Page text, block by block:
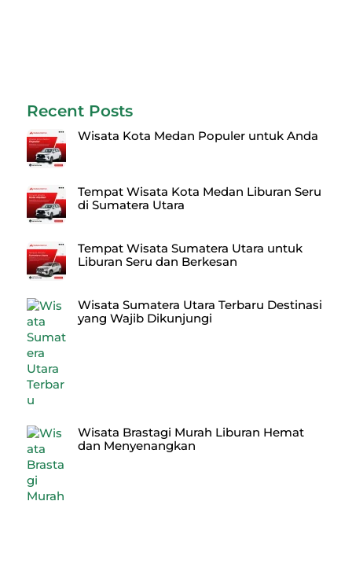
Recent Posts
Wisata Kota Medan Populer untuk Anda
Tempat Wisata Kota Medan Liburan Seru
di Sumatera Utara
Tempat Wisata Sumatera Utara untuk
Liburan Seru dan Berkesan
Wisata Sumatera Utara Terbaru Destinasi
yang Wajib Dikunjungi
Wisata Brastagi Murah Liburan Hemat
dan Menyenangkan